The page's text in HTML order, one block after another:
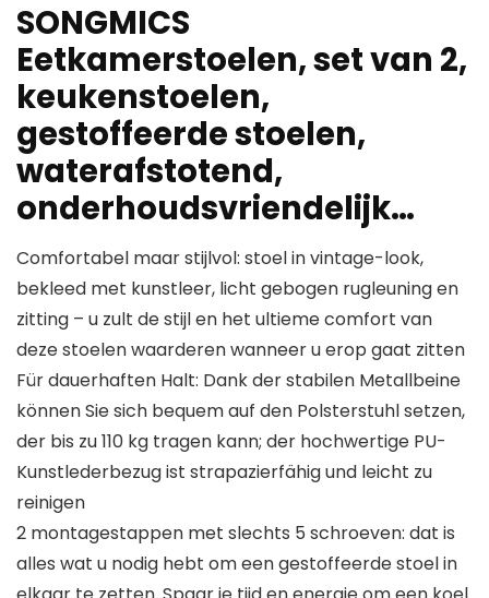
SONGMICS
Eetkamerstoelen, set van 2,
keukenstoelen,
gestoffeerde stoelen,
waterafstotend,
onderhoudsvriendelijk…
Comfortabel maar stijlvol: stoel in vintage-look,
bekleed met kunstleer, licht gebogen rugleuning en
zitting – u zult de stijl en het ultieme comfort van
deze stoelen waarderen wanneer u erop gaat zitten
Für dauerhaften Halt: Dank der stabilen Metallbeine
können Sie sich bequem auf den Polsterstuhl setzen,
der bis zu 110 kg tragen kann; der hochwertige PU-
Kunstlederbezug ist strapazierfähig und leicht zu
reinigen
2 montagestappen met slechts 5 schroeven: dat is
alles wat u nodig hebt om een gestoffeerde stoel in